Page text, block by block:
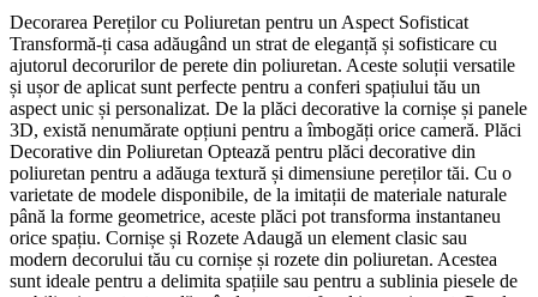
Decorarea Pereților cu Poliuretan pentru un Aspect Sofisticat
Transformă-ți casa adăugând un strat de eleganță și sofisticare cu
ajutorul decorurilor de perete din poliuretan. Aceste soluții versatile
și ușor de aplicat sunt perfecte pentru a conferi spațiului tău un
aspect unic și personalizat. De la plăci decorative la cornișe și panele
3D, există nenumărate opțiuni pentru a îmbogăți orice cameră. Plăci
Decorative din Poliuretan Optează pentru plăci decorative din
poliuretan pentru a adăuga textură și dimensiune pereților tăi. Cu o
varietate de modele disponibile, de la imitații de materiale naturale
până la forme geometrice, aceste plăci pot transforma instantaneu
orice spațiu. Cornișe și Rozete Adaugă un element clasic sau
modern decorului tău cu cornișe și rozete din poliuretan. Acestea
sunt ideale pentru a delimita spațiile sau pentru a sublinia piesele de